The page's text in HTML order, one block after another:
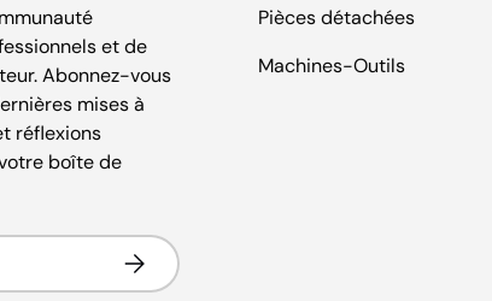
et de
Abonnez-vous
mises à
réflexions
boîte de
S’inscrire
Pièces détachées
Machines-Outils